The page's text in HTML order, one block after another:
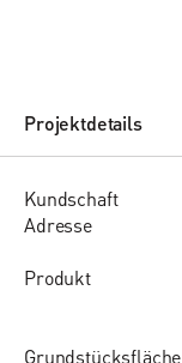
Projektdetails
Kund­schaft
Adres­se
Pro­dukt
Grund­stücks­flä­che